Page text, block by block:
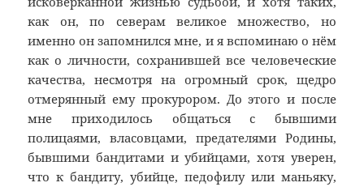
как он, по северам великое множество, но
именно он запомнился мне, и я вспоминаю о нём
как о личности, сохранившей все человеческие
качества, несмотря на огромный срок, щедро
отмерянный ему прокурором. До этого и после
мне приходилось общаться с бывшими
полицаями, власовцами, предателями Родины,
бывшими бандитами и убийцами, хотя уверен,
что к бандиту, убийце, педофилу или маньяку,